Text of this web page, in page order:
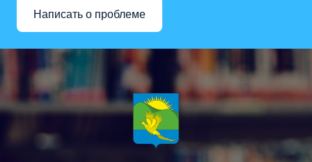
Написать о проблеме